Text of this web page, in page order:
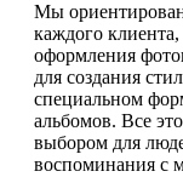
Мы
каждого
оформления
для создания
специальном
альбомов. Все
выбором для
воспоминания с